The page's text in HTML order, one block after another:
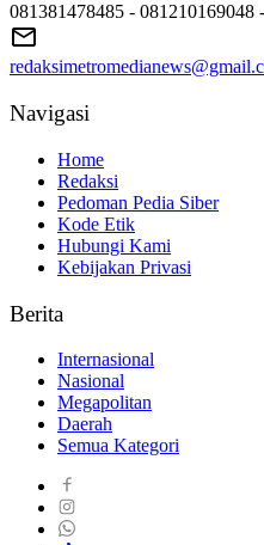
081381478485 - 081210169048
Navigasi
Home
Redaksi
Pedoman Pedia Siber
Kode Etik
Hubungi Kami
Kebijakan Privasi
Berita
Internasional
Nasional
Megapolitan
Daerah
Semua Kategori